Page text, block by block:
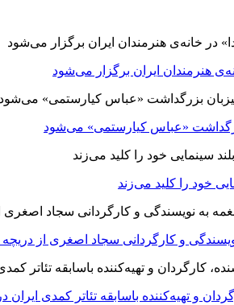
هنرمندان ایران برگزار می‌شود
«عباس کیارستمی» می‌شود
خود را کلید می‌زند
و کارگردانی سجاد اصغری از
و تهیه‌کننده باسابقه تئاتر کمدی